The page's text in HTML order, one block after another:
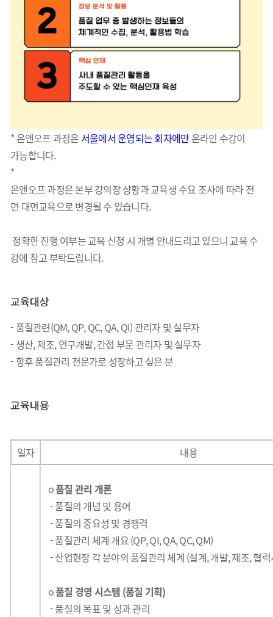
* 온앤오프 과정은 서울에서 운영되는 회차에만온라인 수강이
가능합니다.
*
온앤오프 과정은 본부 강의장 상황과 교육생 수요 조사에 따라 전
면 대면교육으로 변경될 수 있습니다.
정확한 진행 여부는 교육 신청 시 개별 안내드리고 있으니 교육 수
강에 참고 부탁드립니다.
교육대상
-품질관련(QM, QP, QC, QA, QI) 관리자 및 실무자
- 생산, 제조, 연구개발, 간접 부문 관리자 및 실무자
- 향후 품질관리 전문가로 성장하고 싶은 분
교육내용
일자 내용
o품질 관리 개론
-품질의 개념 및 용어
-품질의 중요성 및 경쟁력
-품질관리 체계 개요 (QP, QI, QA, QC, QM)
-산업현장 각 분야의 품질관리 체계 (설계, 개발, 제조, 협
o품질 경영 시스템 (품질 기획)
- 품질의 목표 및 성과 관리